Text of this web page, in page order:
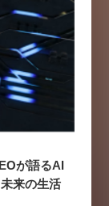
が語るAI
来の生活